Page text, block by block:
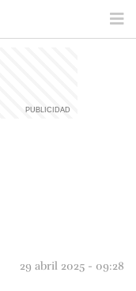
29 abril 2025 - 09:28